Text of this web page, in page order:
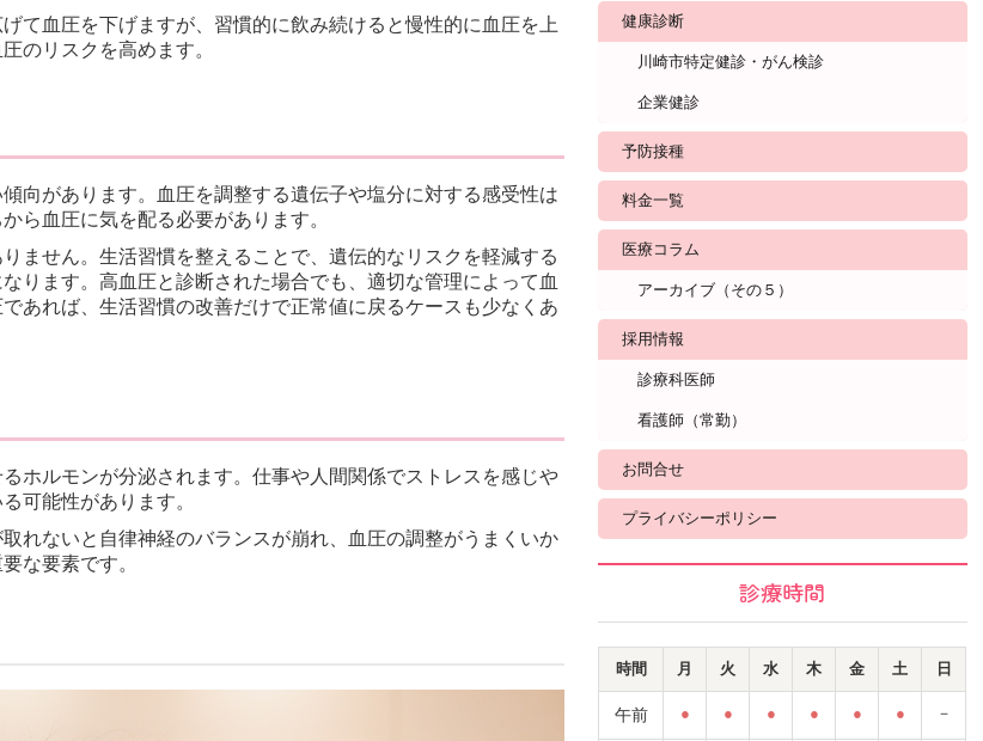
て血圧を下げますが、習慣的に飲み続けると慢性的に血圧を上
のリスクを高めます。
向があります。血圧を調整する遺伝子や塩分に対する感受性は
ら血圧に気を配る必要があります。
ません。生活習慣を整えることで、遺伝的なリスクを軽減する
ります。高血圧と診断された場合でも、適切な管理によって血
あれば、生活習慣の改善だけで正常値に戻るケースも少なくあ
ホルモンが分泌されます。仕事や人間関係でストレスを感じや
可能性があります。
れないと自律神経のバランスが崩れ、血圧の調整がうまくいか
な要素です。
健康診断
川崎市特定健診・がん検診
企業健診
予防接種
料金一覧
医療コラム
アーカイブ（その５）
採用情報
診療科医師
看護師（常勤）
お問合せ
プライバシーポリシー
診療時間
時間 月 火 水 木 金 土 日
午前 ● ● ● ● ● ● －